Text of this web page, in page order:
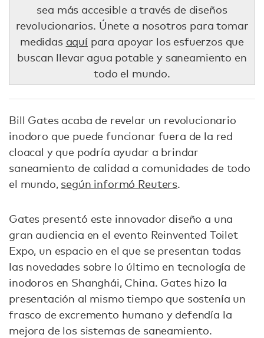
sea más accesible a través de diseños
revolucionarios. Únete a nosotros para tomar
medidas aquípara apoyar los esfuerzos que
buscan llevar agua potable y saneamiento en
todo el mundo.
Bill Gates acaba de revelar un revolucionario
inodoro que puede funcionar fuera de la red
cloacal y que podría ayudar a brindar
saneamiento de calidad a comunidades de todo
el mundo, según informó Reuters.
Gates presentó este innovador diseño a una
gran audiencia en el evento Reinvented Toilet
Expo, un espacio en el que se presentan todas
las novedades sobre lo último en tecnología de
inodoros en Shanghái, China. Gates hizo la
presentación al mismo tiempo que sostenía un
frasco de excremento humano y defendía la
mejora de los sistemas de saneamiento.